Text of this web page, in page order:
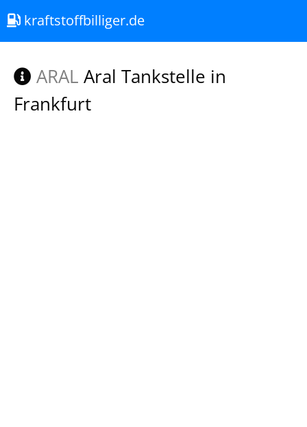
kraftstoffbilliger.de
ARAL Aral Tankstelle in
Frankfurt